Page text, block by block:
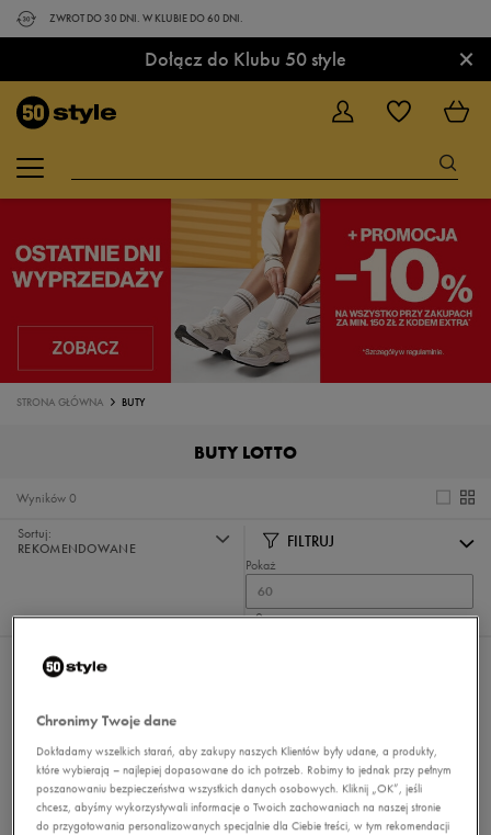
ZWROT DO 30 DNI. W KLUBIE DO 60 DNI.
Dołącz do Klubu 50 style ×
STRONA GŁÓWNA BUTY
BUTY LOTTO
0
Wyników
Sortuj:
REKOMENDOWANE
FILTRUJ
Pokaż
60
z 0
Nie wybrano filtrów
Chronimy Twoje dane
Dokładamy wszelkich starań, aby zakupy naszych Klientów były udane, a produkty,
które wybierają – najlepiej dopasowane do ich potrzeb. Robimy to jednak przy pełnym
poszanowaniu bezpieczeństwa wszystkich danych osobowych. Kliknij „OK”, jeśli
chcesz, abyśmy wykorzystywali informacje o Twoich zachowaniach na naszej stronie
do przygotowania personalizowanych specjalnie dla Ciebie treści, w tym rekomendacji